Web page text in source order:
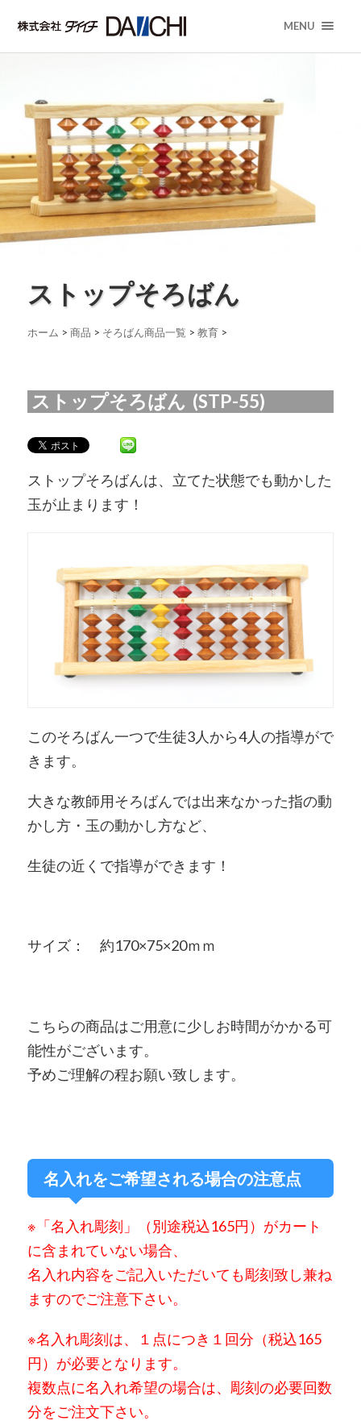
MENU
ストップそろばん
ホーム > 商品 > そろばん商品一覧 > 教育 >
ストップそろばん (STP-55)
ストップそろばんは、立てた状態でも動かした
玉が止まります！
このそろばん一つで生徒3人から4人の指導がで
きます。
大きな教師用そろばんでは出来なかった指の動
かし方・玉の動かし方など、
生徒の近くで指導ができます！
サイズ： 約170×75×20ｍｍ
こちらの商品はご用意に少しお時間がかかる可
能性がございます。
予めご理解の程お願い致します。
名入れをご希望される場合の注意点
※「名入れ彫刻」（別途税込165円）がカート
に含まれていない場合、
名入れ内容をご記入いただいても彫刻致し兼ね
ますのでご注意下さい。
※名入れ彫刻は、
１点につき１回分（税込165
円）が必要となります。
複数点に名入れ希望の場合は、彫刻の必要回数
分をご注文下さい。